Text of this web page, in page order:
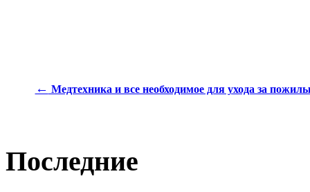
← Медтехника и все необходимое для ухода за
Последние